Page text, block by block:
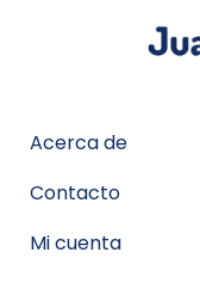
Acerca de
Contacto
Mi cuenta